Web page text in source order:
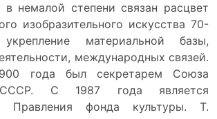
в немалой степени связан расцвет
изобразительного искусства 70-
материальной базы,
международных связей.
года был секретарем Союза
СССР. С 1987 года является
Правления фонда культуры. Т.